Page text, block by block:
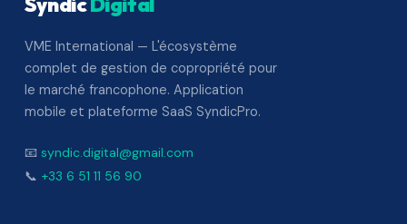
VME International — L'écosystème
complet de gestion de copropriété pour
le marché francophone. Application
mobile et plateforme SaaS SyndicPro.
📧 syndic.digital@gmail.com
📞 +33 6 51 11 56 90